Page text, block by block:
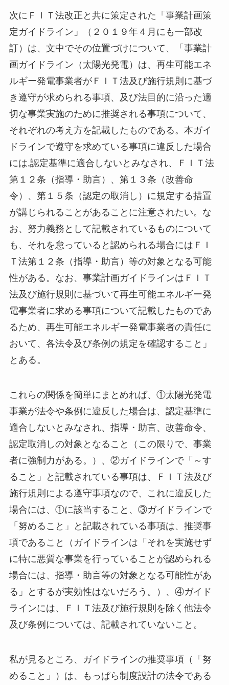
次にＦＩＴ法改正と共に策定された「事業計画策
定ガイドライン」（２０１９年４月にも一部改
訂）は、文中でその位置づけについて、「事業計
画ガイドライン（太陽光発電）は、再生可能エネ
ルギー発電事業者がＦＩＴ法及び施行規則に基づ
き遵守が求められる事項、及び法目的に沿った適
切な事業実施のために推奨される事項について、
それぞれの考え方を記載したものである。本ガイ
ドラインで遵守を求めている事項に違反した場合
には,認定基準に適合しないとみなされ、ＦＩＴ法
第１２条（指導・助言）、第１３条（改善命
令）、第１５条（認定の取消し）に規定する措置
が講じられることがあることに注意されたい。な
お、努力義務として記載されているものについて
も、それを怠っていると認められる場合にはＦＩ
Ｔ法第１２条（指導・助言）等の対象となる可能
性がある。なお、事業計画ガイドラインはＦＩＴ
法及び施行規則に基づいて再生可能エネルギー発
電事業者に求める事項について記載したものであ
るため、再生可能エネルギー発電事業者の責任に
おいて、各法令及び条例の規定を確認すること」
とある。
これらの関係を簡単にまとめれば、①太陽光発電
事業が法令や条例に違反した場合は、認定基準に
適合しないとみなされ、指導・助言、改善命令、
認定取消しの対象となること（この限りで、事業
者に強制力がある。）、②ガイドラインで「～す
ること」と記載されている事項は、ＦＩＴ法及び
施行規則による遵守事項なので、これに違反した
場合には、①に該当すること、③ガイドラインで
「努めること」と記載されている事項は、推奨事
項であること（ガイドラインは「それを実施せず
に特に悪質な事業を行っていることが認められる
場合には、指導・助言等の対象となる可能性があ
る」とするが実効性はないだろう。）、④ガイド
ラインには、ＦＩＴ法及び施行規則を除く他法令
及び条例については、記載されていないこと。
私が見るところ、ガイドラインの推奨事項（「努
めること」）は、もっぱら制度設計の法令である